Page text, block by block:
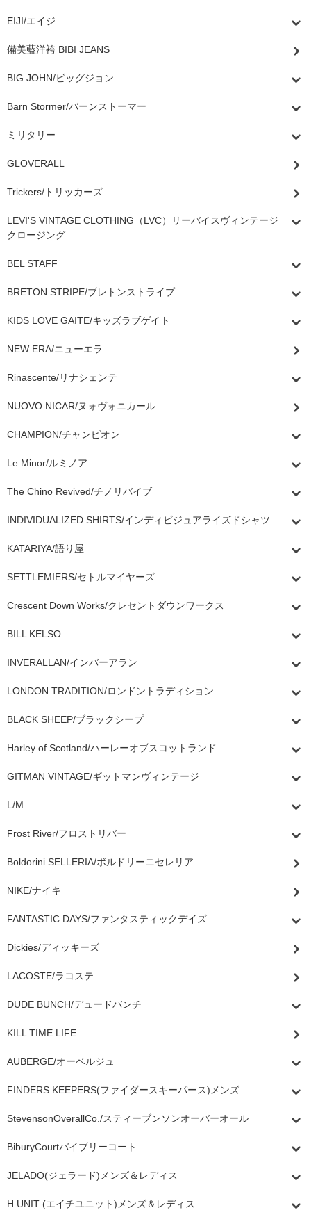
EIJI/エイジ
備美藍洋袴 BIBI JEANS
BIG JOHN/ビッグジョン
Barn Stormer/バーンストーマー
ミリタリー
GLOVERALL
Trickers/トリッカーズ
LEVI'S VINTAGE CLOTHING（LVC）リーバイスヴィンテージ
クロージング
BEL STAFF
BRETON STRIPE/ブレトンストライプ
KIDS LOVE GAITE/キッズラブゲイト
NEW ERA/ニューエラ
Rinascente/リナシェンテ
NUOVO NICAR/ヌォヴォニカール
CHAMPION/チャンピオン
Le Minor/ルミノア
The Chino Revived/チノリバイブ
INDIVIDUALIZED SHIRTS/インディビジュアライズドシャツ
KATARIYA/語り屋
SETTLEMIERS/セトルマイヤーズ
Crescent Down Works/クレセントダウンワークス
BILL KELSO
INVERALLAN/インバーアラン
LONDON TRADITION/ロンドントラディション
BLACK SHEEP/ブラックシープ
Harley of Scotland/ハーレーオブスコットランド
GITMAN VINTAGE/ギットマンヴィンテージ
L/M
Frost River/フロストリバー
Boldorini SELLERIA/ボルドリーニセレリア
NIKE/ナイキ
FANTASTIC DAYS/ファンタスティックデイズ
Dickies/ディッキーズ
LACOSTE/ラコステ
DUDE BUNCH/デュードバンチ
KILL TIME LIFE
AUBERGE/オーベルジュ
FINDERS KEEPERS(ファイダースキーパース)メンズ
StevensonOverallCo./スティーブンソンオーバーオール
BiburyCourtバイブリーコート
JELADO(ジェラード)メンズ＆レディス
H.UNIT (エイチユニット)メンズ＆レディス